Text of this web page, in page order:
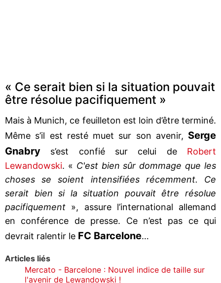
« Ce serait bien si la situation pouvait
être résolue pacifiquement »
Mais à Munich, ce feuilleton est loin d’être terminé.
Même s’il est resté muet sur son avenir, Serge
Gnabry s’est confié sur celui de Robert
Lewandowski. « C'est bien sûr dommage que les
choses se soient intensifiées récemment. Ce
serait bien si la situation pouvait être résolue
pacifiquement », assure l’international allemand
en conférence de presse. Ce n’est pas ce qui
devrait ralentir le FC Barcelone…
Articles liés
Mercato - Barcelone : Nouvel indice de taille sur
l'avenir de Lewandowski !